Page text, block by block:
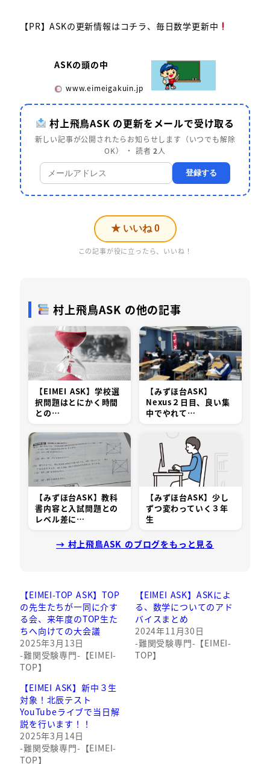
【PR】ASKの更新情報はコチラ、毎日数学更新中
ASKの頭の中
www.eimeigakuin.jp
村上飛鳥ASK の更新をメールで受け取る
新しい記事が公開されたらお知らせします（いつでも解除
OK） ・ 読者2人
登録する
★ いいね 0
この記事が役に立ったら、いいね！
村上飛鳥ASK の他の記事
【EIMEI ASK】学校選
択問題はとにかく時間
との…
【みずほ台ASK】
Nexus２日目、良い集
中でやれて…
【みずほ台ASK】教科
書内容と入試問題との
レベル差に…
【みずほ台ASK】少し
ずつ変わっていく３年
生
→ 村上飛鳥ASK のブログをもっと見る
【EIMEI-TOP ASK】TOP
の先生たちが一同に介す
る会、来年度のTOP生た
ちへ向けての大会議
2025年3月13日
-難関受験専門-【EIMEI-
TOP】
【EIMEI ASK】ASKによ
る、数学についてのアド
バイスまとめ
2024年11月30日
-難関受験専門-【EIMEI-
TOP】
【EIMEI ASK】新中３生
対象！北辰テスト
YouTubeライブで当日解
説を行います！！
2025年3月14日
-難関受験専門-【EIMEI-
TOP】